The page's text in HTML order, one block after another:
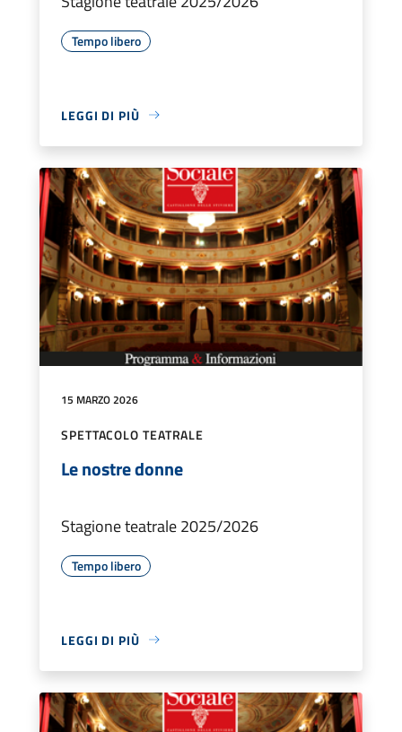
Tempo libero
LEGGI DI PIÙ
15 MARZO 2026
SPETTACOLO TEATRALE
Le nostre donne
Stagione teatrale 2025/2026
Tempo libero
LEGGI DI PIÙ